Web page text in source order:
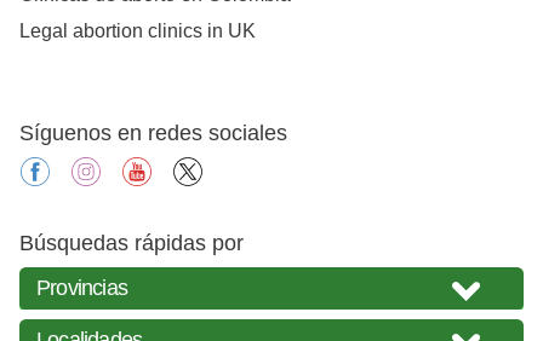
Legal abortion clinics in UK
Síguenos en redes sociales
facebookinstagramyoutube
Búsquedas rápidas por